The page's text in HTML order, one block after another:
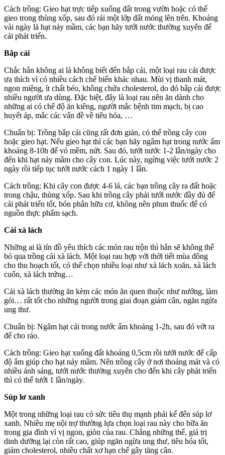
Cách trồng: Gieo hạt trực tiếp xuống đất trong vườn hoặc có thể
gieo trong thùng xốp, sau đó rải một lớp đất mỏng lên trên. Khoảng
vài ngày là hạt nảy mầm, các bạn hãy tưới nước thường xuyên để
cải phát triển.
Bắp cải
Chắc hẳn không ai là không biết đến bắp cải, một loại rau cải được
ưa thích vì có nhiều cách chế biến khác nhau. Mùi vị thanh mát,
ngon miệng, ít chất béo, không chứa cholesterol, do đó bắp cải được
nhiều người ưa dùng. Đặc biệt, đây là loại rau nên ăn dành cho
những ai có chế độ ăn kiêng, người mắc bệnh tim mạch, bị cao
huyết áp, mắc các vấn đề về tiêu hóa, …
Chuẩn bị: Trồng bắp cải cũng rất đơn giản, có thể trồng cây con
hoặc gieo hạt. Nếu gieo hạt thì các bạn hãy ngâm hạt trong nước ấm
khoảng 8-10h để vỏ mềm, nứt. Sau đó, tưới nước 1-2 lần/ngày cho
đến khi hạt nảy mầm cho cây con. Lúc này, ngừng việc tưới nước 2
ngày rồi tiếp tục tưới nước cách 1 ngày 1 lần.
Cách trồng: Khi cây con được 4-6 lá, các bạn trồng cây ra đất hoặc
trong chậu, thùng xốp. Sau khi trồng cây phải tưới nước đầy đủ để
cải phát triển tốt, bón phân hữu cơ, không nên phun thuốc để có
nguồn thực phẩm sạch.
Cải xà lách
Những ai là tín đồ yêu thích các món rau trộn thì hẳn sẽ không thể
bỏ qua trồng cải xà lách. Một loại rau hợp với thời tiết mùa đông
cho thu hoạch tốt, có thể chọn nhiều loại như xà lách xoăn, xà lách
cuốn, xà lách trứng…
Cải xà lách thường ăn kèm các món ăn quen thuộc như nướng, làm
gỏi… rất tốt cho những người trong giai đoạn giảm cân, ngăn ngừa
ung thư.
Chuẩn bị: Ngâm hạt cải trong nước ấm khoảng 1-2h, sau đó vớt ra
để cho ráo.
Cách trồng: Gieo hạt xuống đất khoảng 0,5cm rồi tưới nước để cấp
độ ẩm giúp cho hạt nảy mầm. Nên trồng cây ở nơi thoáng mát và có
nhiều ánh sáng, tưới nước thường xuyên cho đến khi cây phát triển
thì có thể tưới 1 lần/ngày.
Súp lơ xanh
Một trong những loại rau có sức tiêu thụ mạnh phải kể đến súp lơ
xanh. Nhiều mẹ nội trợ thường lựa chọn loại rau này cho bữa ăn
trong gia đình vì vị ngon, giòn của rau. Chẳng những thế, giá trị
dinh dưỡng lại còn rất cao, giúp ngăn ngừa ung thư, tiêu hóa tốt,
giảm cholesterol, nhiều chất xơ hạn chế gây tăng cân.